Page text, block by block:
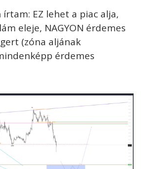
EZ lehet a piac alja,
eleje, NAGYON érdemes
(zóna aljának
érdemes